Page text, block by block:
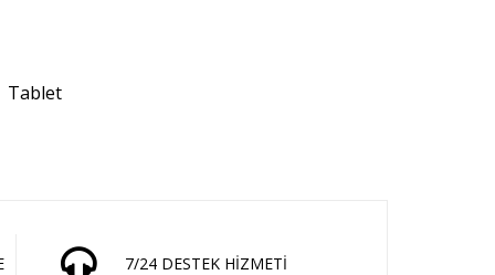
Tablet
7/24 DESTEK HİZMETİ